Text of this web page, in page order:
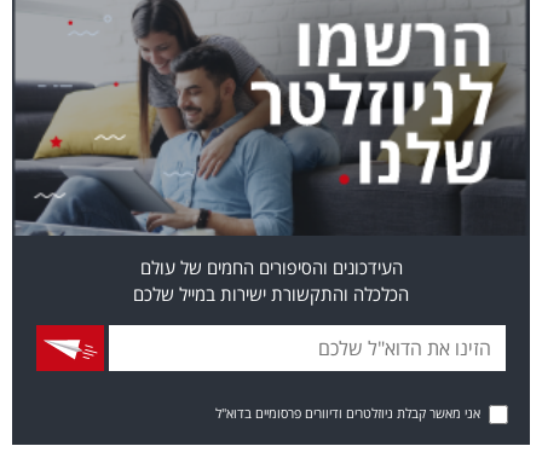
העידכונים והסיפורים החמים של עולם
הכלכלה והתקשורת ישירות במייל שלכם
אני מאשר קבלת ניוזלטרים ודיוורים פרסומיים בדוא"ל